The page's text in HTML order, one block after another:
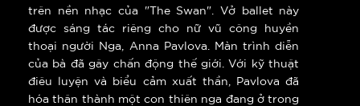
trên nền nhạc của "The Swan". Vở ballet này
được sáng tác riêng cho nữ vũ công huyền
thoại người Nga, Anna Pavlova. Màn trình diễn
của bà đã gây chấn động thế giới. Với kỹ thuật
điêu luyện và biểu cảm xuất thần, Pavlova đã
hóa thân thành một con thiên nga đang ở trong